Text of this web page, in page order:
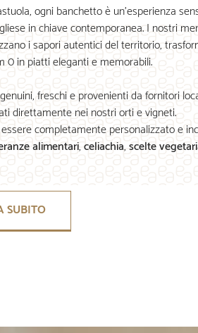
ogni banchetto è un’esperienza
in chiave contemporanea. I nostri
i sapori autentici del territorio,
0 in piatti eleganti e memorabili.
freschi e provenienti da fornitori
direttamente nei nostri orti e vigneti.
completamente personalizzato e
alimentari,celiachia,scelte
SUBITO